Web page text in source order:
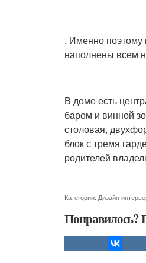
. Именно
наполнены всем
В доме есть
баром и винной
столовая,
блок с тремя
родителей
Категории: Дизайн
Понравилось?